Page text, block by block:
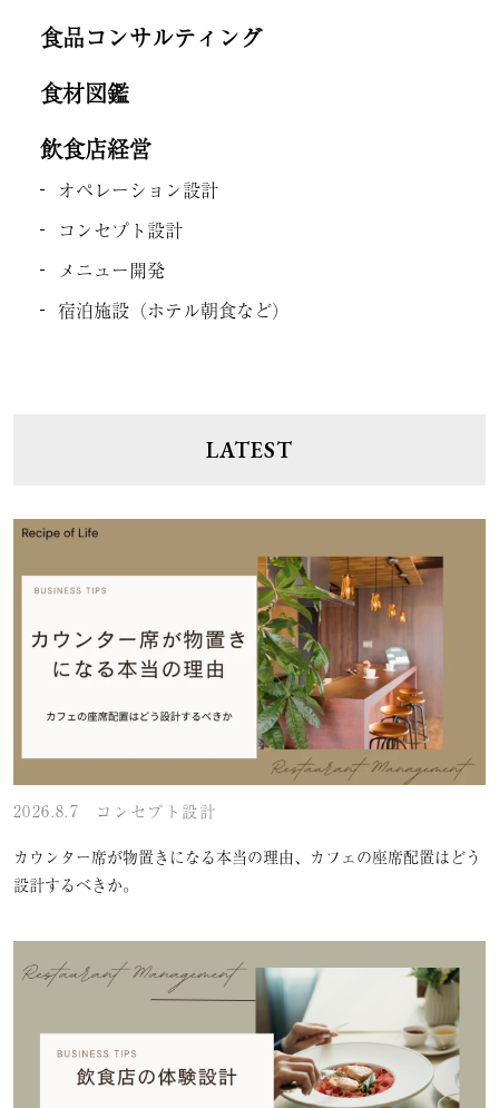
食品コンサルティング
食材図鑑
飲食店経営
オペレーション設計
コンセプト設計
メニュー開発
宿泊施設（ホテル朝食など）
LATEST
2026.8.7 コンセプト設計
カウンター席が物置きになる本当の理由、カフェの座席配置はどう
設計するべきか。